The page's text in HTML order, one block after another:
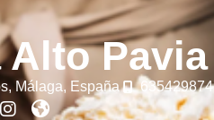
Pavia
Málaga, España 635429874